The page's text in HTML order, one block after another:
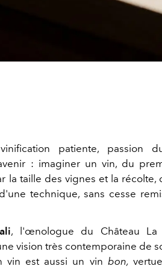
patiente, passion
: imaginer un vin, du
la taille des vignes et la récolte,
technique, sans cesse
, l'œnologue du Château La
vision très contemporaine de
vin est aussi un vin bon,